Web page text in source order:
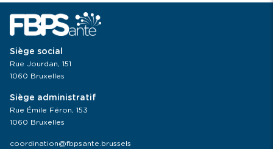
Siège social
Rue Jourdan, 151
1060 Bruxelles
Siège administratif
Rue Émile Féron, 153
1060 Bruxelles
coordination@fbpsante.brussels